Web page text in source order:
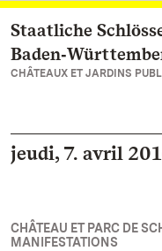
Vers la page
Staatliche
CHÂTEAUX ET JARDINS
jeudi, 7. avril
CHÂTEAU ET PARC DE
MANIFESTATIONS